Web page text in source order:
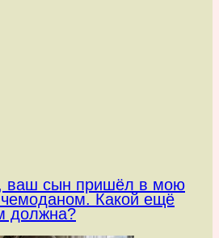
ваш сын пришёл в мою
Какой ещё
должна?